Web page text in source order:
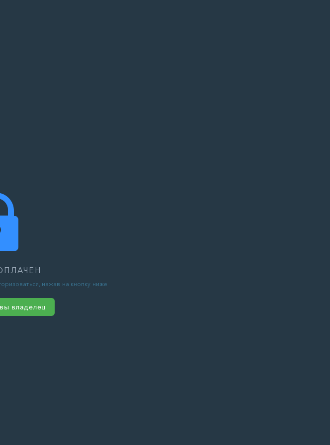
нажав на кнопку ниже
владелец